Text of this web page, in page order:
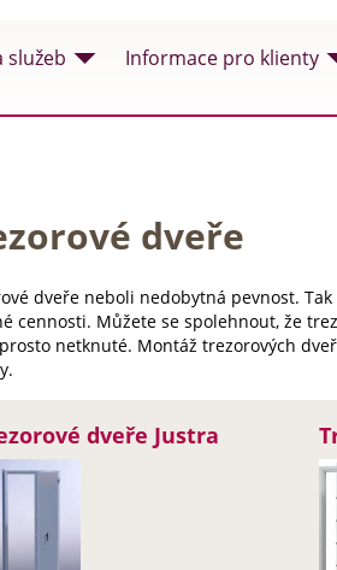
služeb Informace pro klienty
dveře
dveře neboli nedobytná pevnost.
cennosti. Můžete se spolehnout, že
netknuté. Montáž trezorových
dveře Justra